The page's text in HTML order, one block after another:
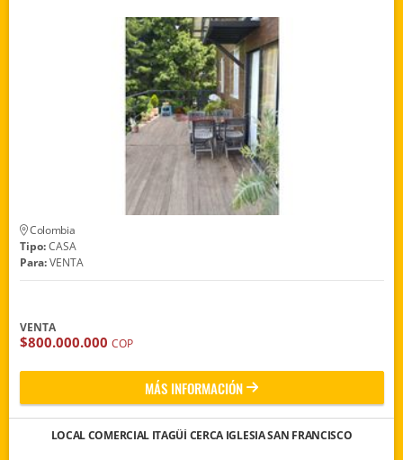
Colombia
Tipo:CASA
Para:VENTA
VENTA
$800.000.000 COP
MÁS INFORMACIÓN
LOCAL COMERCIAL ITAGÜÍ CERCA IGLESIA SAN FRANCISCO